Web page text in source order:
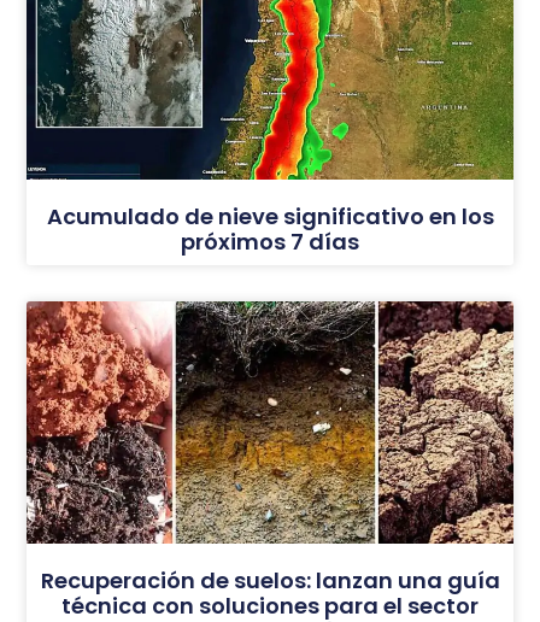
Acumulado de nieve significativo en los
próximos 7 días
Recuperación de suelos: lanzan una guía
técnica con soluciones para el sector